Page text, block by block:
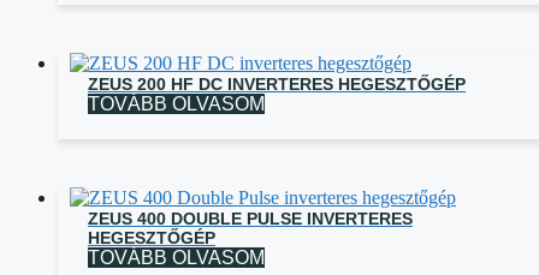
ZEUS 200 HF DC INVERTERES HEGESZTŐGÉP
TOVÁBB OLVASOM
ZEUS 400 DOUBLE PULSE INVERTERES
HEGESZTŐGÉP
TOVÁBB OLVASOM